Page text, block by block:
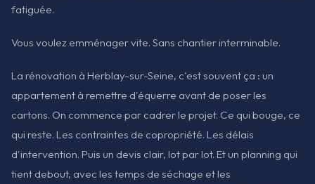
fatiguée.
Vous voulez emménager vite. Sans chantier interminable.
La rénovation à Herblay-sur-Seine, c'est souvent ça : un
appartement à remettre d'équerre avant de poser les
cartons. On commence par cadrer le projet. Ce qui bouge, ce
qui reste. Les contraintes de copropriété. Les délais
d'intervention. Puis un devis clair, lot par lot. Et un planning qui
tient debout, avec les temps de séchage et les